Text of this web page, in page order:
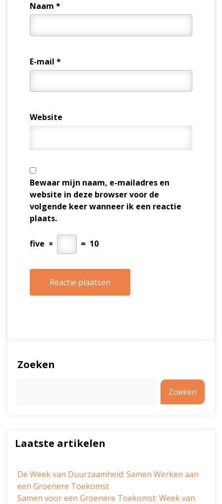
Naam *
E-mail *
Website
Bewaar mijn naam, e-mailadres en
website in deze browser voor de
volgende keer wanneer ik een reactie
plaats.
five × = 10
Zoeken
Zoeken
Laatste artikelen
De Week van Duurzaamheid: Samen Werken aan
een Groenere Toekomst
Samen voor een Groenere Toekomst: Week van